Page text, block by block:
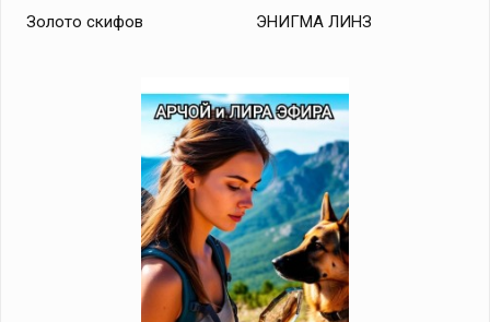
Золото скифов ЭНИГМА ЛИНЗ